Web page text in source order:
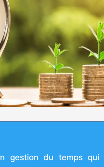
gestion du temps qui